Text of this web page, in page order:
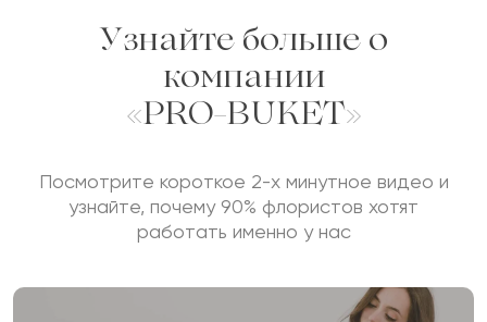
Проверяем на спам.
ОСТАВИТЬ ОТЗЫВ
Узнайте больше о
компании
«PRO-BUKET»
Посмотрите короткое 2-х минутное видео и
узнайте, почему 90% флористов хотят
работать именно у нас